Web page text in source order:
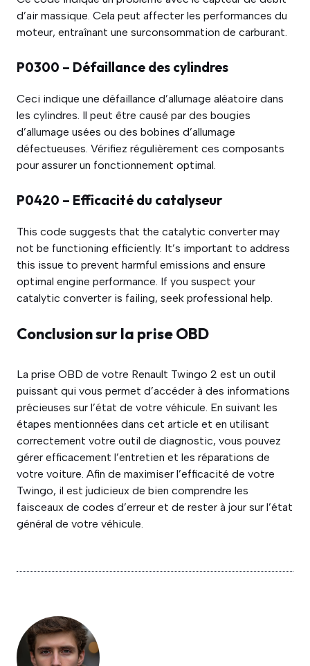
d’air massique. Cela peut affecter les performances du
moteur, entraînant une surconsommation de carburant.
P0300 – Défaillance des cylindres
Ceci indique une défaillance d’allumage aléatoire dans
les cylindres. Il peut être causé par des bougies
d’allumage usées ou des bobines d’allumage
défectueuses. Vérifiez régulièrement ces composants
pour assurer un fonctionnement optimal.
P0420 – Efficacité du catalyseur
This code suggests that the catalytic converter may
not be functioning efficiently. It’s important to address
this issue to prevent harmful emissions and ensure
optimal engine performance. If you suspect your
catalytic converter is failing, seek professional help.
Conclusion sur la prise OBD
La prise OBD de votre Renault Twingo 2 est un outil
puissant qui vous permet d’accéder à des informations
précieuses sur l’état de votre véhicule. En suivant les
étapes mentionnées dans cet article et en utilisant
correctement votre outil de diagnostic, vous pouvez
gérer efficacement l’entretien et les réparations de
votre voiture. Afin de maximiser l’efficacité de votre
Twingo, il est judicieux de bien comprendre les
faisceaux de codes d’erreur et de rester à jour sur l’état
général de votre véhicule.